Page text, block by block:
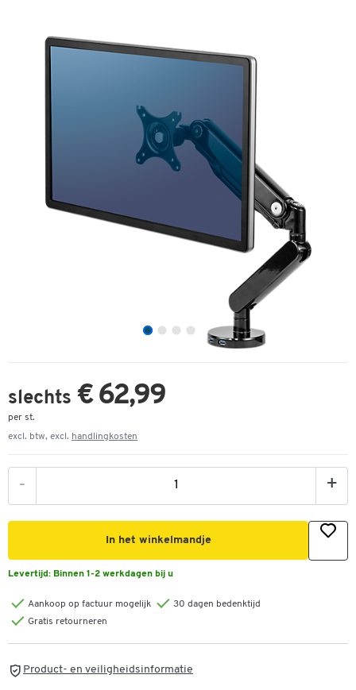
slechts € 62,99
per st.
excl. btw, excl. handlingkosten
- +
In het winkelmandje
Levertijd: Binnen 1-2 werkdagen bij u
Aankoop op factuur mogelijk
30 dagen bedenktijd
Gratis retourneren
Product- en veiligheidsinformatie